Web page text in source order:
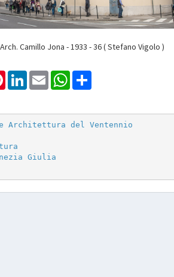
Camillo Jona - 1933 - 36 ( Stefano Vigolo )
PinterestLinkedInEmail WhatsApp
Architettura del Ventennio
Giulia